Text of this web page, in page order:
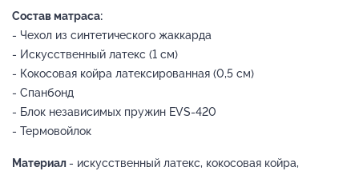
Состав матраса:
- Чехол из синтетического жаккарда
- Искусственный латекс (1 см)
- Кокосовая койра латексированная (0,5 см)
- Спанбонд
- Блок независимых пружин EVS-420
- Термовойлок
Материал - искусственный латекс, кокосовая койра,